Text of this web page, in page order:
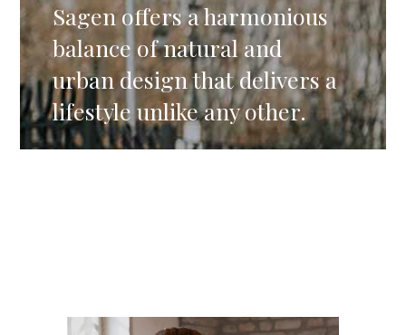
Sagen offers a harmonious
balance of natural and
urban design that delivers a
lifestyle unlike any other.